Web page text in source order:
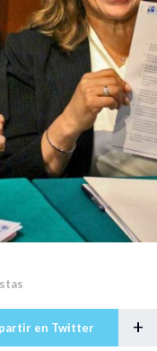
en Twitter +